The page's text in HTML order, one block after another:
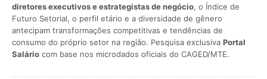
diretores executivos e estrategistas de negócio, o Índice de
Futuro Setorial, o perfil etário e a diversidade de gênero
antecipam transformações competitivas e tendências de
consumo do próprio setor na região. Pesquisa exclusiva Portal
Salário com base nos microdados oficiais do CAGED/MTE.